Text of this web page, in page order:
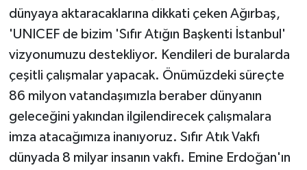
dünyaya aktaracaklarına dikkati çeken Ağırbaş,
'UNICEF de bizim 'Sıfır Atığın Başkenti İstanbul'
vizyonumuzu destekliyor. Kendileri de buralarda
çeşitli çalışmalar yapacak. Önümüzdeki süreçte
86 milyon vatandaşımızla beraber dünyanın
geleceğini yakından ilgilendirecek çalışmalara
imza atacağımıza inanıyoruz. Sıfır Atık Vakfı
dünyada 8 milyar insanın vakfı. Emine Erdoğan'ın